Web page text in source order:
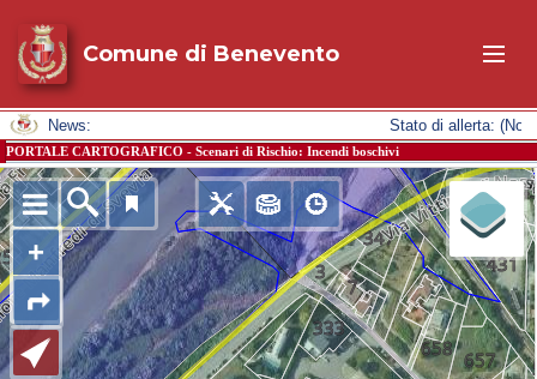
Comune di Benevento
News: Stato di allerta:
PORTALE CARTOGRAFICO - Scenari di Rischio: Incendi boschivi